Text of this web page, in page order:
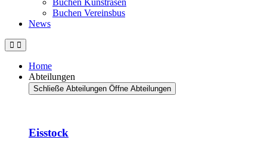
Buchen Kunstrasen
Buchen Vereinsbus
News
Home
Abteilungen
Schließe Abteilungen Öffne Abteilungen
Eisstock